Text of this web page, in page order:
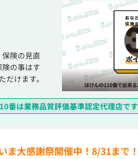
険の見直
の事はす
だけます。
番は業務品質評価基準認定代理店です
ま大感謝祭開催中！8/31まで！